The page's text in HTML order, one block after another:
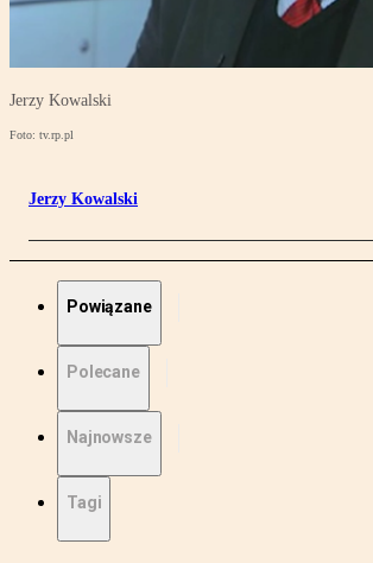
Jerzy Kowalski
Foto: tv.rp.pl
Jerzy Kowalski
Powiązane
Polecane
Najnowsze
Tagi